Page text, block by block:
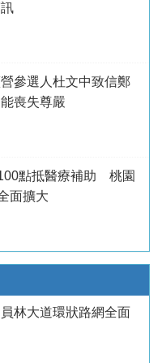
參選人杜文中致信鄭
喪失尊嚴
點抵醫療補助 桃園
面擴大
林大道環狀路網全面